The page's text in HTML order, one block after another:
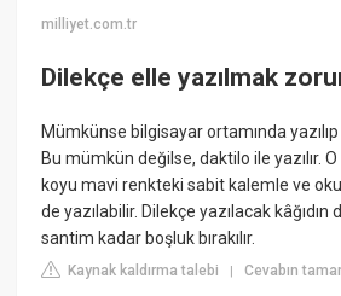
milliyet.com.tr
Dilekçe elle yazılmak
Mümkünse bilgisayar ortamında yazılıp
Bu mümkün değilse, daktilo ile yazılır.
koyu mavi renkteki sabit kalemle ve
de yazılabilir. Dilekçe yazılacak
santim kadar boşluk bırakılır.
Kaynak kaldırma talebi |Cevabın